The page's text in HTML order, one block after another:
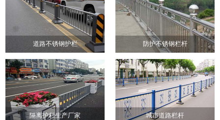
道路不锈钢护栏 防护不锈钢栏杆
隔离护栏生产厂家 城市道路栏杆